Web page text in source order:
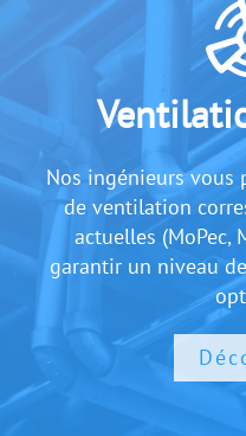
Nos ingénieurs vous
de ventilation
actuelles (MoPec,
garantir un niveau